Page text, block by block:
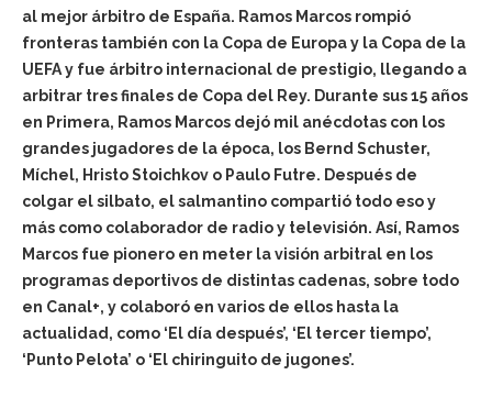
al mejor árbitro de España. Ramos Marcos rompió
fronteras también con la Copa de Europa y la Copa de la
UEFA y fue árbitro internacional de prestigio, llegando a
arbitrar tres finales de Copa del Rey. Durante sus 15 años
en Primera, Ramos Marcos dejó mil anécdotas con los
grandes jugadores de la época, los Bernd Schuster,
Míchel, Hristo Stoichkov o Paulo Futre. Después de
colgar el silbato, el salmantino compartió todo eso y
más como colaborador de radio y televisión. Así, Ramos
Marcos fue pionero en meter la visión arbitral en los
programas deportivos de distintas cadenas, sobre todo
en Canal+, y colaboró en varios de ellos hasta la
actualidad, como ‘El día después’, ‘El tercer tiempo’,
‘Punto Pelota’ o ‘El chiringuito de jugones’.